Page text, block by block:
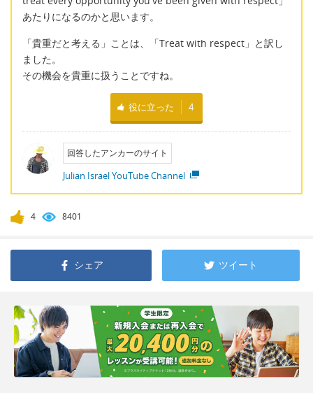
あたりになるのかと思います。
「貴重だと考える」ことは、「Treat with respect」と訳し
ました。
その機会を貴重に扱うことですね。
役に立った 4
回答したアンカーのサイト
Julian Israel YouTube Channel
4 8401
シェア ツイート